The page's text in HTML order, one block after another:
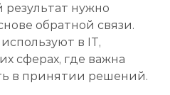
результат нужно
обратной связи.
в IT,
сферах, где важна
в принятии решений.